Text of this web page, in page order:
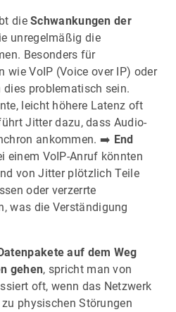
dieSchwankungen der
unregelmäßig die
Besonders für
wie VoIP (Voice over IP) oder
problematisch sein.
leicht höhere Latenz oft
Jitter dazu, dass Audio-
ankommen. ➡️ End
einem VoIP-Anruf könnten
von Jitter plötzlich Teile
oder verzerrte
was die Verständigung
auf dem Weg
gehen, spricht man von
oft, wenn das Netzwerk
physischen Störungen